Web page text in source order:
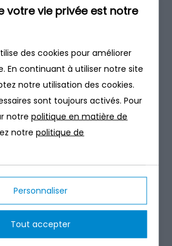
votre vie privée est notre
des cookies pour améliorer
En continuant à utiliser notre site
notre utilisation des cookies.
sont toujours activés. Pour
notrepolitique en matière de
notrepolitique de
Personnaliser
Tout accepter
d’abeille permet d’offrir aux
gigantesque pour se fixer et se
des bactéries en phase deux
d’obtenir des performances